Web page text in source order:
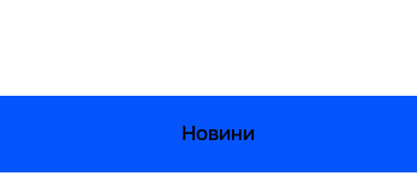
Новини